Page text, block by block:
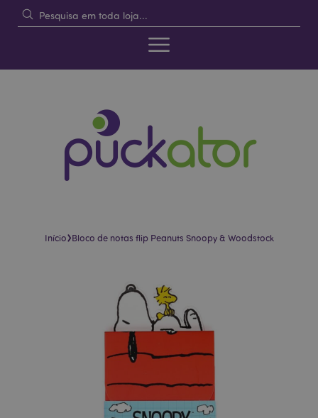
Início›Bloco de notas flip Peanuts Snoopy & Woodstock